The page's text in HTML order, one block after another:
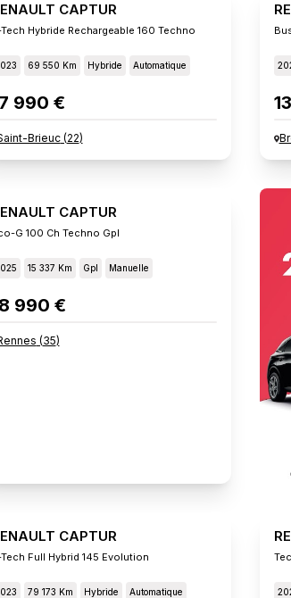
CAPTUR
Tech Hybride Rechargeable 160 Techno
69 550 Km Hybride Automatique
990 €
Brieuc(22)
CAPTUR
G 100 Ch Techno Gpl
15 337 Km Gpl Manuelle
990 €
(35)
CAPTUR
Tech Full Hybrid 145 Evolution
79 173 Km Hybride Automatique